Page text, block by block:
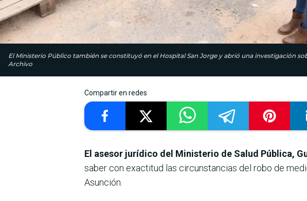
El Ministerio Público también se constituyó en el Hospital San Jorge y abrió una investigación
Archivo
Compartir en redes
El asesor jurídico del Ministerio de Salud Pública,
saber con exactitud las circunstancias del robo de
Asunción.